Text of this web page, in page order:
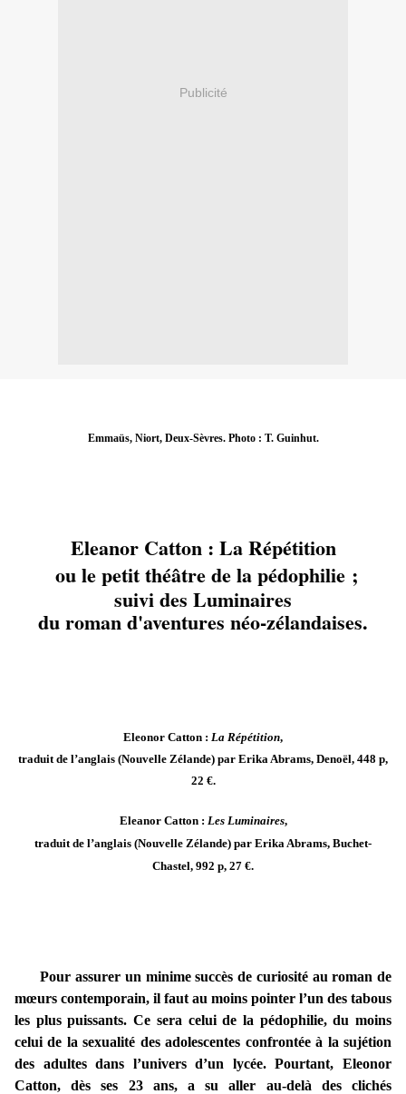
Publicité
Emmaüs, Niort, Deux-Sèvres. Photo : T. Guinhut.
Eleanor Catton : La Répétition
ou le petit théâtre de la pédophilie ;
suivi des Luminaires
du roman d'aventures néo-zélandaises.
Eleonor Catton : La Répétition,
traduit de l’anglais (Nouvelle Zélande) par Erika Abrams, Denoël, 448 p,
22 €.
Eleanor Catton : Les Luminaires,
traduit de l’anglais (Nouvelle Zélande) par Erika Abrams, Buchet-
Chastel, 992 p, 27 €.
Pour assurer un minime succès de curiosité au roman de
mœurs contemporain, il faut au moins pointer l’un des tabous
les plus puissants. Ce sera celui de la pédophilie, du moins
celui de la sexualité des adolescentes confrontée à la sujétion
des adultes dans l’univers d’un lycée. Pourtant, Eleonor
Catton, dès ses 23 ans, a su aller au-delà des clichés